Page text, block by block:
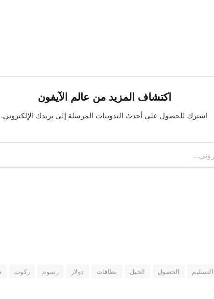
اكتشاف المزيد من عالم الآيفون
اشترك للحصول على أحدث التدوينات المرسلة إلى بريدك الإلكتروني.
التسليم الحصول الخيل بطاقات دولار رسوم ركوب